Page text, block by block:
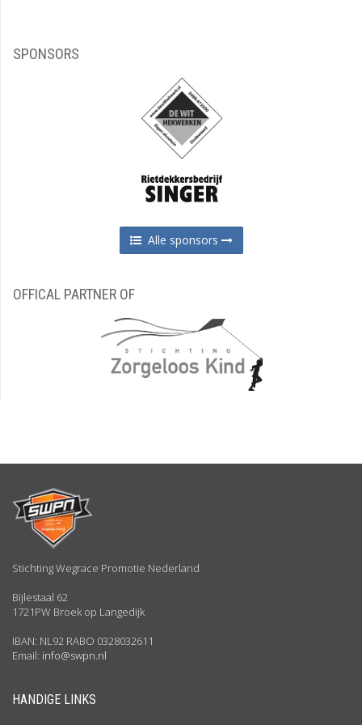
SPONSORS
Alle sponsors
OFFICAL PARTNER OF
Stichting Wegrace Promotie Nederland
Bijlestaal 62
1721PW Broek op Langedijk
IBAN: NL92 RABO 0328032611
Email: info@swpn.nl
HANDIGE LINKS